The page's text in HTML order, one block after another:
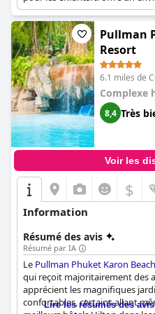
divertissant pour les familles.
Pullman
Resort
6.1 miles de
Complexe
8,4 Très
Voir les
$
Information
Résumé des avis
Résumé par IA
Le Pullman Phuket Karon
qui reçoit majoritairement des
apprécient les magnifiques
confortables, certains allant
Lire les résumés des